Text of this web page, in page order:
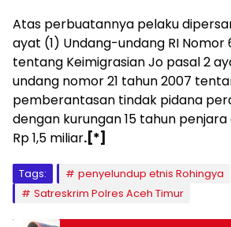
Atas perbuatannya pelaku
ayat (1) Undang-undang RI Nomor
tentang Keimigrasian Jo pasal 2
undang nomor 21 tahun 2007
pemberantasan tindak pidana
dengan kurungan 15 tahun
Rp 1,5 miliar.[*]
Tags:
penyelundup etnis Rohingya
Satreskrim Polres Aceh Timur